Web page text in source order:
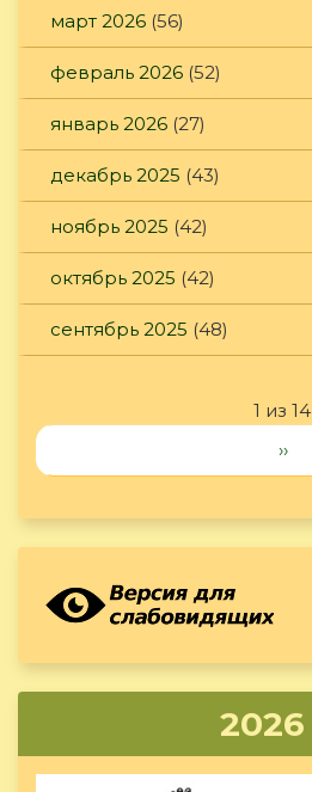
март 2026 (56)
февраль 2026 (52)
январь 2026 (27)
декабрь 2025 (43)
ноябрь 2025 (42)
октябрь 2025 (42)
сентябрь 2025 (48)
1 из 14
››
2026